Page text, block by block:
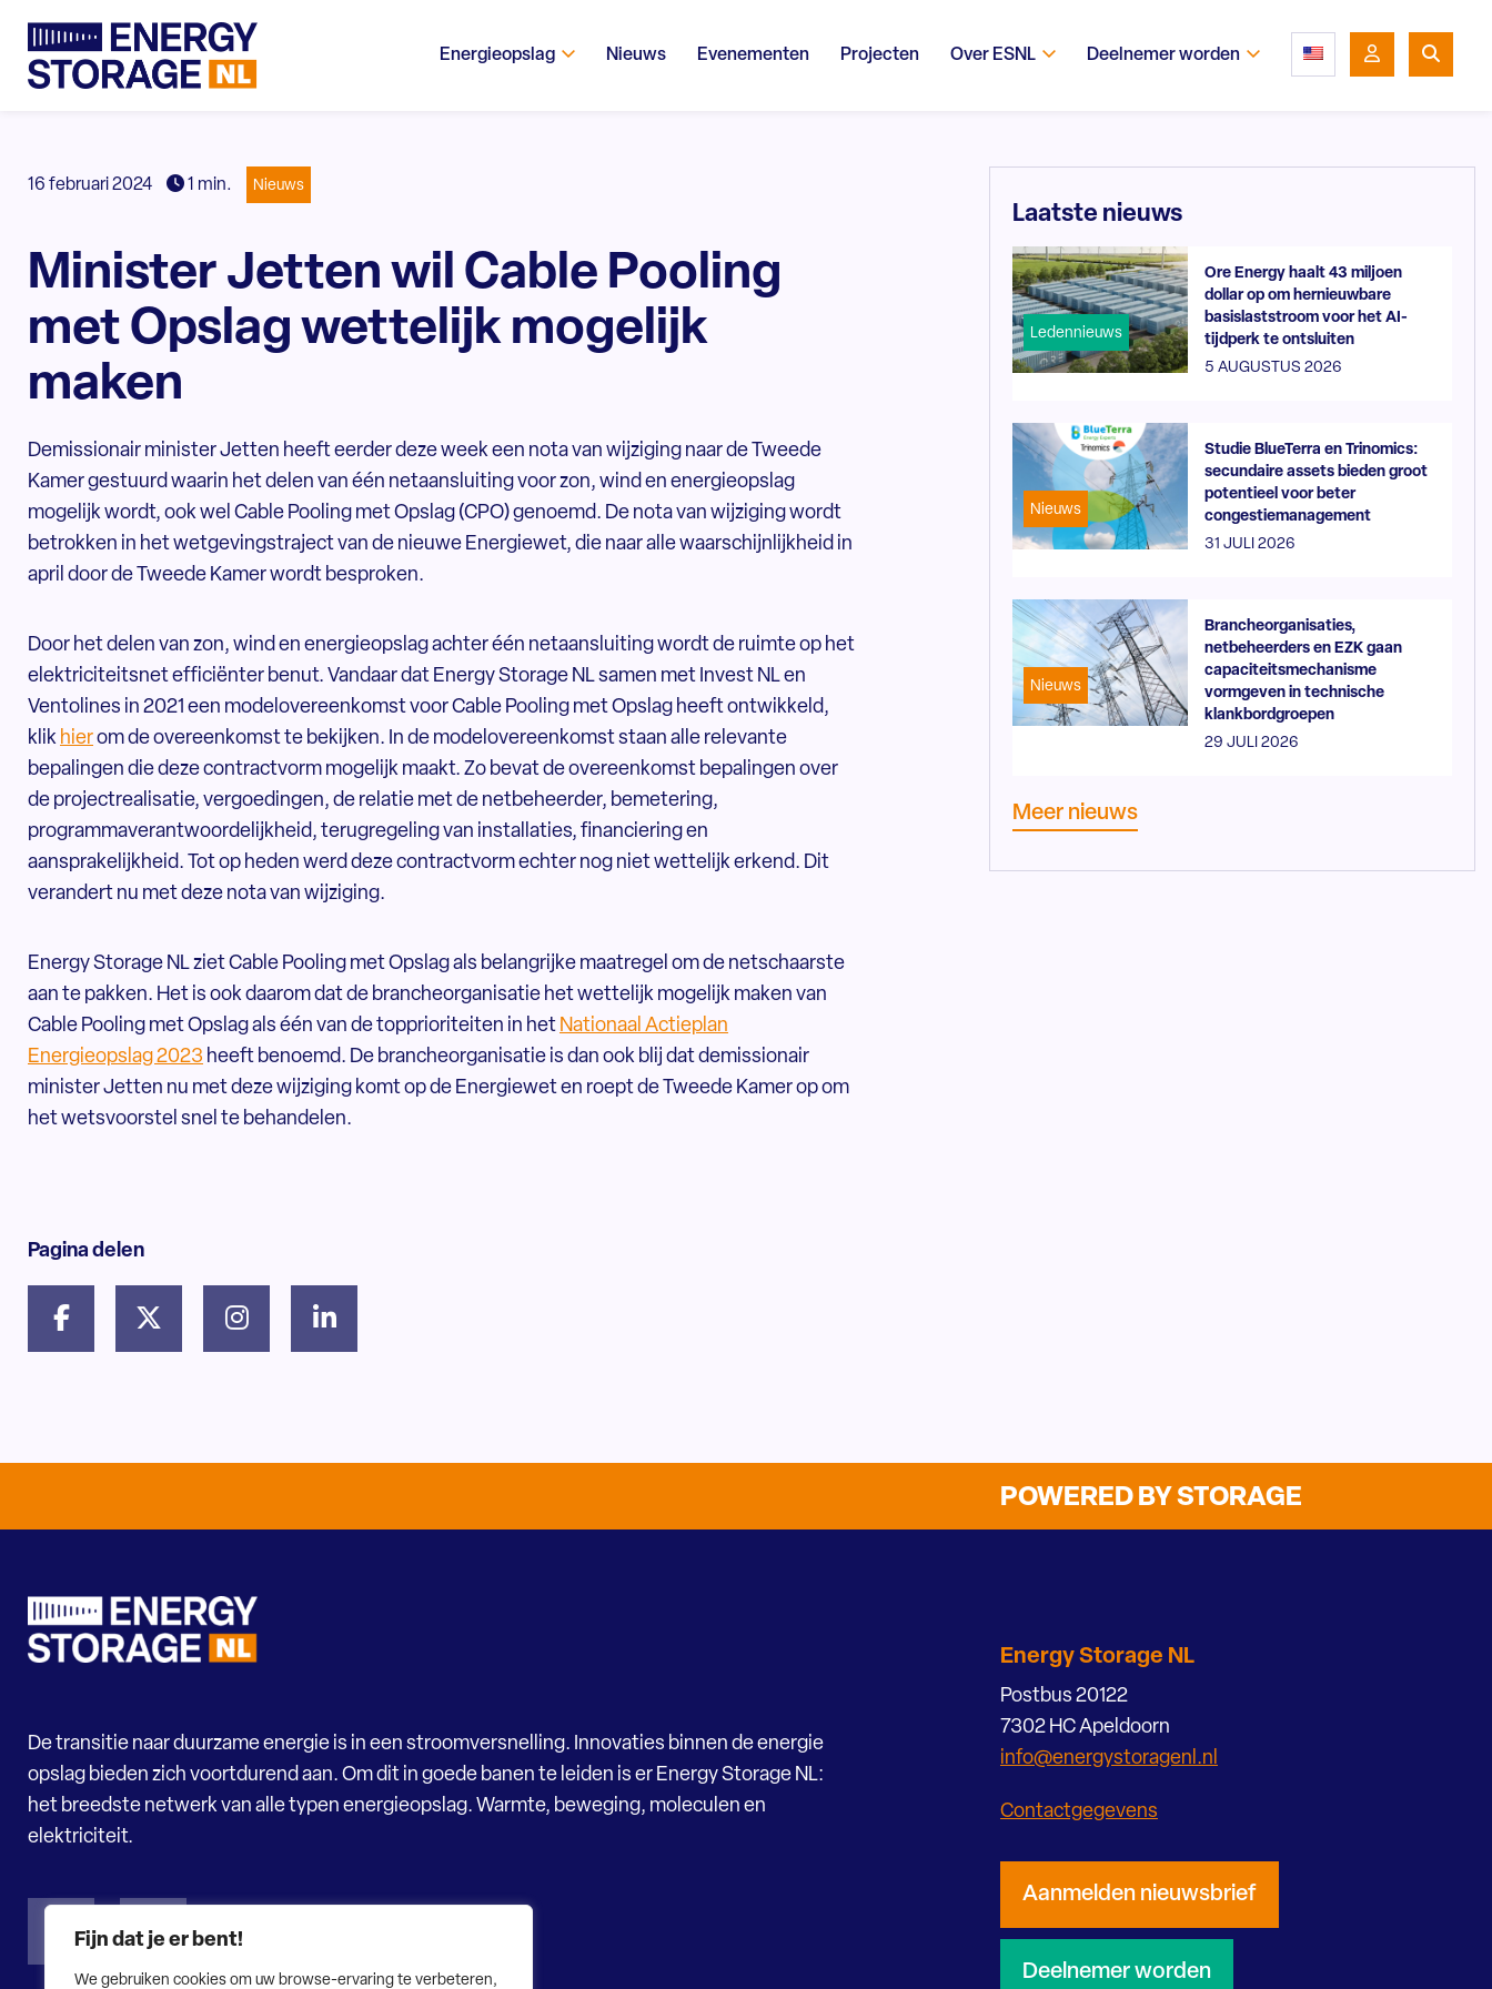
Fijn dat je er bent!
We gebruiken cookies om uw browse-ervaring te verbeteren,
Energieopslag Nieuws Evenementen Projecten Over ESNL Deelnemer worden
16 februari 2024 1 min. Nieuws
Minister Jetten wil Cable Pooling
met Opslag wettelijk mogelijk
maken
Demissionair minister Jetten heeft eerder deze week een nota van wijziging naar de Tweede
Kamer gestuurd waarin het delen van één netaansluiting voor zon, wind en energieopslag
mogelijk wordt, ook wel Cable Pooling met Opslag (CPO) genoemd. De nota van wijziging wordt
betrokken in het wetgevingstraject van de nieuwe Energiewet, die naar alle waarschijnlijkheid in
april door de Tweede Kamer wordt besproken.
Door het delen van zon, wind en energieopslag achter één netaansluiting wordt de ruimte op het
elektriciteitsnet efficiënter benut. Vandaar dat Energy Storage NL samen met Invest NL en
Ventolines in 2021 een modelovereenkomst voor Cable Pooling met Opslag heeft ontwikkeld,
klik hierom de overeenkomst te bekijken. In de modelovereenkomst staan alle relevante
bepalingen die deze contractvorm mogelijk maakt. Zo bevat de overeenkomst bepalingen over
de projectrealisatie, vergoedingen, de relatie met de netbeheerder, bemetering,
programmaverantwoordelijkheid, terugregeling van installaties, financiering en
aansprakelijkheid. Tot op heden werd deze contractvorm echter nog niet wettelijk erkend. Dit
verandert nu met deze nota van wijziging.
Energy Storage NL ziet Cable Pooling met Opslag als belangrijke maatregel om de netschaarste
aan te pakken. Het is ook daarom dat de brancheorganisatie het wettelijk mogelijk maken van
Cable Pooling met Opslag als één van de topprioriteiten in het Nationaal Actieplan
Energieopslag 2023 heeft benoemd. De brancheorganisatie is dan ook blij dat demissionair
minister Jetten nu met deze wijziging komt op de Energiewet en roept de Tweede Kamer op om
het wetsvoorstel snel te behandelen.
Pagina delen
Laatste nieuws
Ledennieuws
Ore Energy haalt 43 miljoen
dollar op om hernieuwbare
basislaststroom voor het AI-
tijdperk te ontsluiten
5 AUGUSTUS 2026
Nieuws
Studie BlueTerra en Trinomics:
secundaire assets bieden groot
potentieel voor beter
congestiemanagement
31 JULI 2026
Nieuws
Brancheorganisaties,
netbeheerders en EZK gaan
capaciteitsmechanisme
vormgeven in technische
klankbordgroepen
29 JULI 2026
Meer nieuws
POWERED BY STORAGE
De transitie naar duurzame energie is in een stroomversnelling. Innovaties binnen de energie
opslag bieden zich voortdurend aan. Om dit in goede banen te leiden is er Energy Storage NL:
het breedste netwerk van alle typen energieopslag. Warmte, beweging, moleculen en
elektriciteit.
Energy Storage NL
Postbus 20122
7302 HC Apeldoorn
info@energystoragenl.nl
Contactgegevens
Aanmelden nieuwsbrief
Deelnemer worden